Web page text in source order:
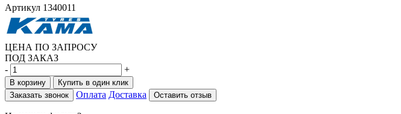
Артикул 1340011
ЦЕНА ПО ЗАПРОСУ
ПОД ЗАКАЗ
-
+
В корзину
Купить в один клик
Заказать звонок
Оплата Доставка Оставить отзыв